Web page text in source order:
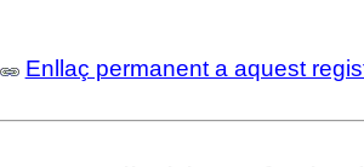
Enllaç permanent a aquest